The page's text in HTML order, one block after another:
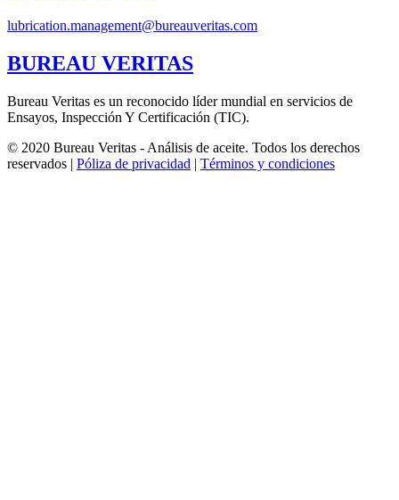
lubrication.management@bureauveritas.com
BUREAU VERITAS
Bureau Veritas es un reconocido líder mundial en servicios de
Ensayos, Inspección Y Certificación (TIC).
© 2020 Bureau Veritas - Análisis de aceite. Todos los derechos
reservados | Póliza de privacidad | Términos y condiciones